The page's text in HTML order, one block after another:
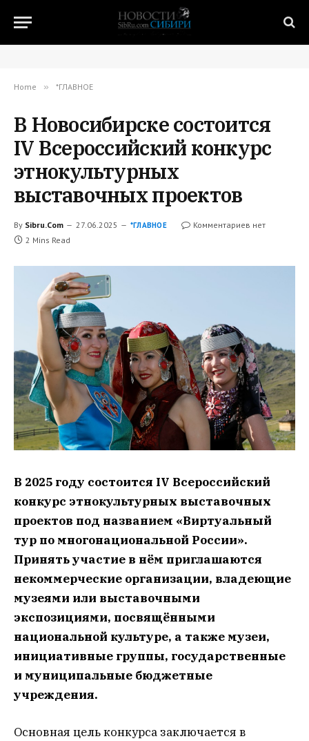
Home » *ГЛАВНОЕ
В Новосибирске состоится
IV Всероссийский конкурс
этнокультурных
выставочных проектов
By Sibru.Com 27.06.2025 *ГЛАВНОЕ
Комментариев нет
2 Mins Read
В 2025 году состоится IV Всероссийский
конкурс этнокультурных выставочных
проектов под названием «Виртуальный
тур по многонациональной России».
Принять участие в нём приглашаются
некоммерческие организации, владеющие
музеями или выставочными
экспозициями, посвящёнными
национальной культуре, а также музеи,
инициативные группы, государственные
и муниципальные бюджетные
учреждения.
Основная цель конкурса заключается в